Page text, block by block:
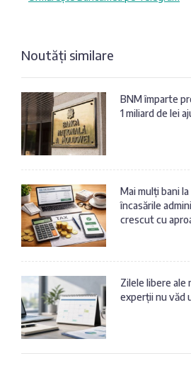
Noutăți similare
BNM împarte
1 miliard de lei
Mai mulți bani
încasările
crescut cu
Zilele libere ale
experții nu văd